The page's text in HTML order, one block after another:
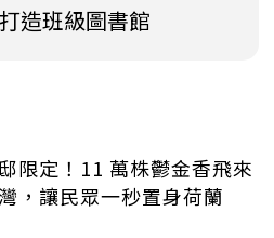
造班級圖書館
限定！11 萬株鬱金香飛來
，讓民眾一秒置身荷蘭